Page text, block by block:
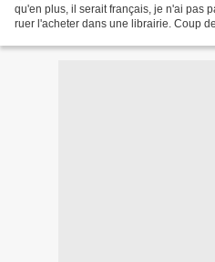
qu'en plus, il serait français, je n'ai pas
ruer l'acheter dans une librairie. Coup